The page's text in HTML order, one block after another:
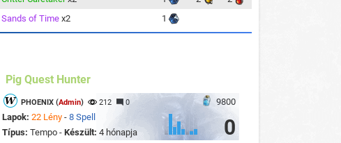
Sands of Time x2 1
Pig Quest Hunter
9800
PHOENIX (Admin) 212 0
Lapok: 22 Lény - 8 Spell
Típus: Tempo - Készült: 4 hónapja 0